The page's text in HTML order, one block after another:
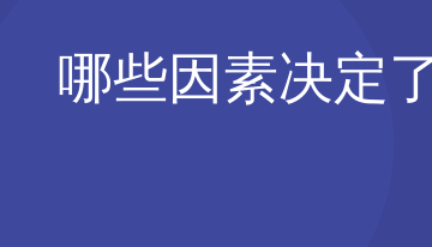
哪些因素决定